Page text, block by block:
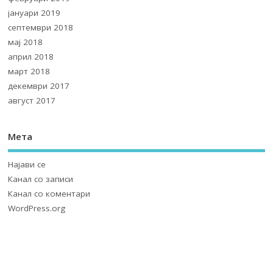
јануари 2019
септември 2018
мај 2018
април 2018
март 2018
декември 2017
август 2017
Мета
Најави се
Канал со записи
Канал со коментари
WordPress.org